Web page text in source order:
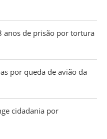
anos de prisão por tortura
por queda de avião da
cidadania por